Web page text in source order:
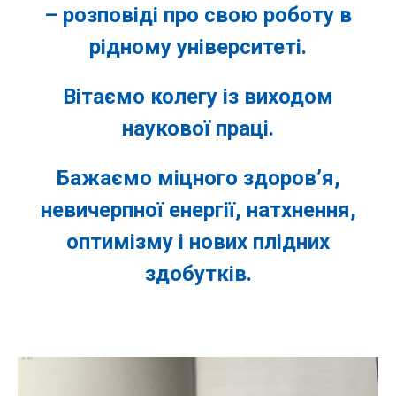
– розповіді про свою роботу в
рідному університеті.
Вітаємо колегу із виходом
наукової праці.
Бажаємо міцного здоров’я,
невичерпної енергії, натхнення,
оптимізму і нових плідних
здобутків.